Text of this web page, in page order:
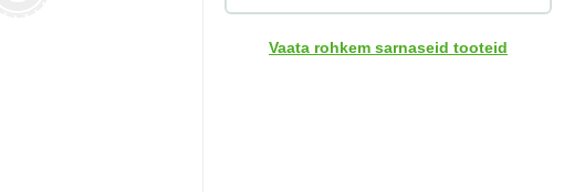
Vaata rohkem sarnaseid tooteid